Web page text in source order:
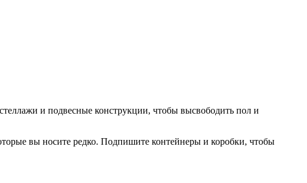
и подвесные конструкции, чтобы высвободить пол и
вы носите редко. Подпишите контейнеры и коробки, чтобы